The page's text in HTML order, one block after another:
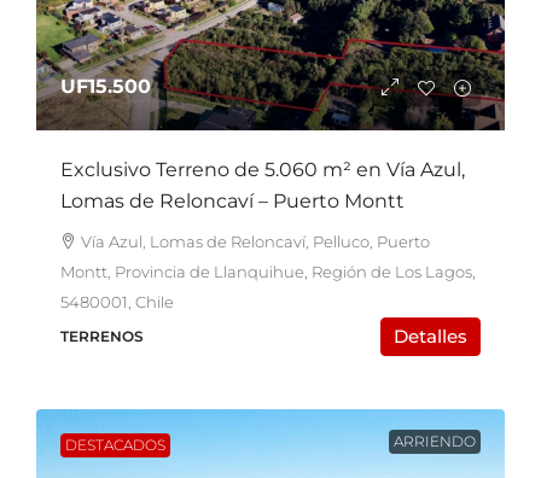
UF15.500
Exclusivo Terreno de 5.060 m² en Vía Azul,
Lomas de Reloncaví – Puerto Montt
Vía Azul, Lomas de Reloncaví, Pelluco, Puerto
Montt, Provincia de Llanquihue, Región de Los Lagos,
5480001, Chile
TERRENOS Detalles
DESTACADOS ARRIENDO